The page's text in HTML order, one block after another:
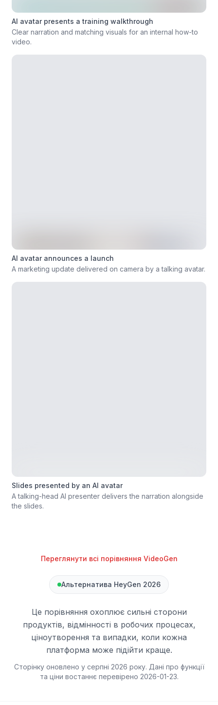
AI avatar presents a training walkthrough
Clear narration and matching visuals for an internal how-to
video.
AI avatar announces a launch
A marketing update delivered on camera by a talking avatar.
Slides presented by an AI avatar
A talking-head AI presenter delivers the narration alongside
the slides.
Переглянути всі порівняння VideoGen
Альтернатива HeyGen 2026
Це порівняння охоплює сильні сторони
продуктів, відмінності в робочих процесах,
ціноутворення та випадки, коли кожна
платформа може підійти краще.
Сторінку оновлено у серпні 2026 року. Дані про функції
та ціни востаннє перевірено 2026-01-23.